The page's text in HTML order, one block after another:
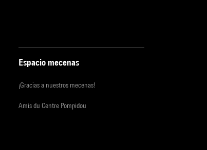
Espacio mecenas
¡Gracias a nuestros mecenas!
Amis du Centre Pompidou